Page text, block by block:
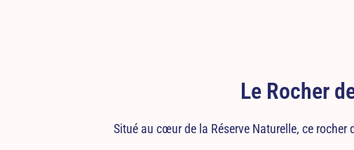
Le Rocher
Situé au cœur de la Réserve Naturelle, ce